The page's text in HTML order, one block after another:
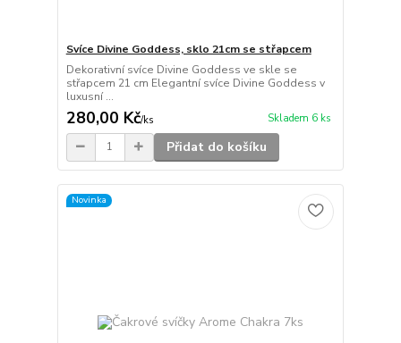
Svíce Divine Goddess, sklo 21cm se střapcem
Dekorativní svíce Divine Goddess ve skle se
střapcem 21 cm Elegantní svíce Divine Goddess v
luxusní ...
280,00 Kč/ks Skladem 6 ks
Přidat do košíku
Novinka